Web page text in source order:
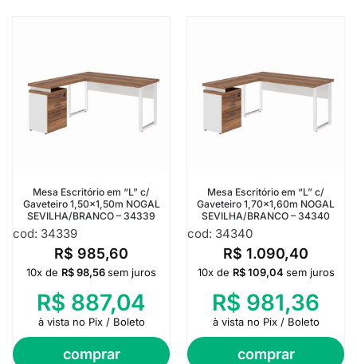
Mesa Escritório em “L” c/
Gaveteiro 1,50×1,50m NOGAL
SEVILHA/BRANCO – 34339
cod: 34339
R$ 985,60
comprar
10x de R$98,56sem juros
R$ 887,04
à vista no Pix / Boleto
Mesa Escritório em “L” c/
Gaveteiro 1,70×1,60m NOGAL
SEVILHA/BRANCO – 34340
cod: 34340
R$ 1.090,40
comprar
10x de R$109,04 sem juros
R$ 981,36
à vista no Pix / Boleto